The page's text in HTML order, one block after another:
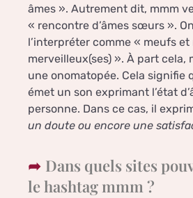
âmes ». Autrement dit, mmm
« rencontre d’âmes sœurs ».
l’interpréter comme « meufs et
merveilleux(ses) ». À part cela,
une onomatopée. Cela signifie
émet un son exprimant l’état
personne. Dans ce cas, il
un doute ou encore une
Dans quels sites
le hashtag mmm ?